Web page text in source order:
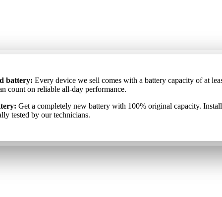
аккумулятор
: Каждое устройство, которое мы продаём,
аккумулятора не ниже 85%, поэтому вы можете рассчитывать на
работу в течение всего дня.
: Полностью новый аккумулятор со 100%
Он установлен и отдельно протестирован нашими
akumulators: Katrai ierīcei, ko pārdodam, akumulatora kapacitāte
varat rēķināties ar uzticamu darbību visas dienas garumā.
Pilnīgi jauns akumulators ar 100% oriģinālo kapacitāti.
pārbauda mūsu tehniķi.
battery: Every device we sell comes with a battery capacity of at
count on reliable all-day performance.
Get a completely new battery with 100% original capacity.
tested by our technicians.